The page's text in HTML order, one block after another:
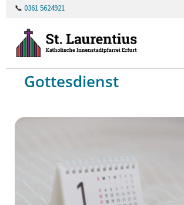
📞 0361 5624921
Gottesdienst